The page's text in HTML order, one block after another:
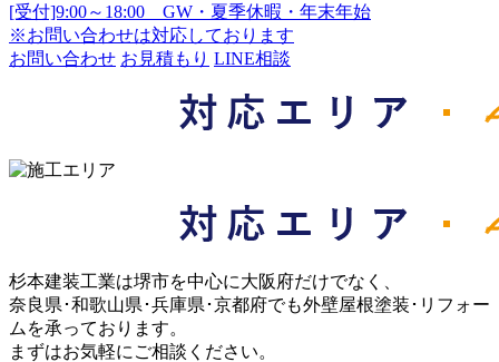
[受付]9:00～18:00 GW・夏季休暇・年末年始
※お問い合わせは対応しております
お問い合わせ お見積もり LINE相談
杉本建装工業は堺市を中心に大阪府だけでなく、
奈良県･和歌山県･兵庫県･京都府でも外壁屋根塗装･リフォー
ムを承っております。
まずはお気軽にご相談ください。